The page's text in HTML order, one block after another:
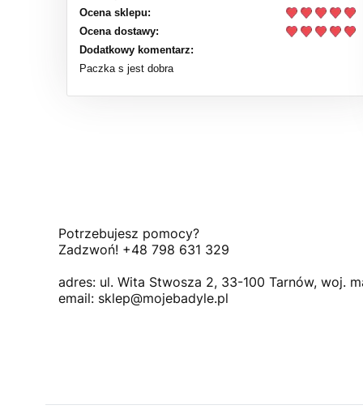
Ocena sklepu:
Ocena dostawy:
Dodatkowy komentarz:
Paczka s jest dobra
Potrzebujesz pomocy?
Zadzwoń! +48 798 631 329
adres: ul. Wita Stwosza 2, 33-100 Tarnów, woj.
email: sklep@mojebadyle.pl